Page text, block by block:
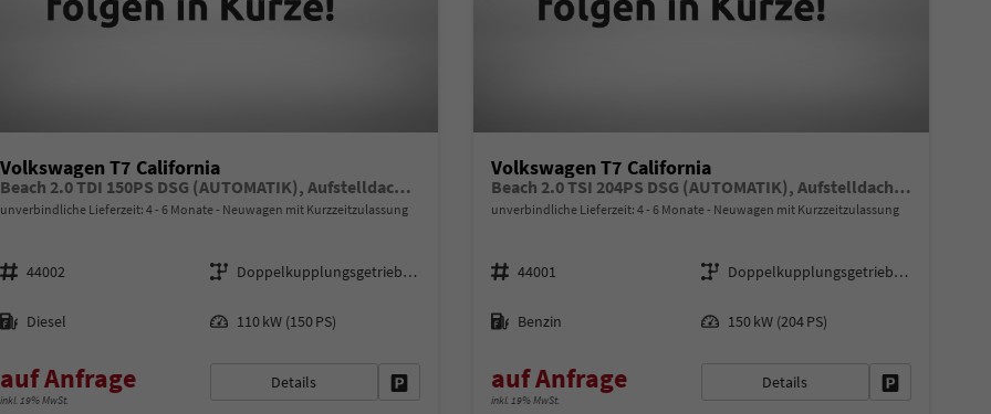
Volkswagen T7 California
Beach 2.0 TDI 150PS DSG (AUTOMATIK), Aufstelldach, Parksensoren vorne/hinten, Rückfahrkamera, Klimaanlage Climatic, M-Lederlenkrad, ACC Tempomat, Digital Cockpit Pro, Schiebetüre links/rechts mit Zuziehhilfe
unverbindliche Lieferzeit: 4 - 6 Monate Neuwagen mit Kurzzeitzulassung
Fahrzeugnr.
44002
Getriebe
Doppelkupplungsgetriebe (DSG)
Kraftstoff
Diesel 110 kW (150 PS)
auf Anfrage
inkl. 19% MwSt.
Details Fahrzeug parken
Volkswagen T7 California
Beach 2.0 TSI 204PS DSG (AUTOMATIK), Aufstelldach, Parksensoren vorne/hinten, Rückfahrkamera, Klimaanlage Climatic, M-Lederlenkrad, ACC Tempomat, Digital Cockpit Pro, Schiebetüre links/rechts mit Zuziehhilfe
unverbindliche Lieferzeit: 4 - 6 Monate Neuwagen mit Kurzzeitzulassung
Fahrzeugnr.
44001
Getriebe
Doppelkupplungsgetriebe (DSG)
Kraftstoff
Benzin 150 kW (204 PS)
auf Anfrage
inkl. 19% MwSt.
Details Fahrzeug